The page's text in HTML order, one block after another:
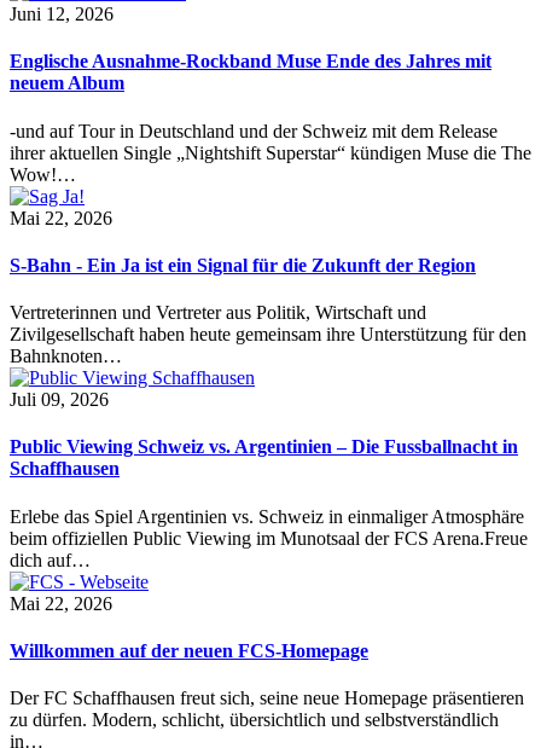
Juni 12, 2026
Englische Ausnahme-Rockband Muse Ende des Jahres mit
neuem Album
-und auf Tour in Deutschland und der Schweiz mit dem Release
ihrer aktuellen Single „Nightshift Superstar“ kündigen Muse die The
Wow!…
Mai 22, 2026
S-Bahn - Ein Ja ist ein Signal für die Zukunft der Region
Vertreterinnen und Vertreter aus Politik, Wirtschaft und
Zivilgesellschaft haben heute gemeinsam ihre Unterstützung für den
Bahnknoten…
Juli 09, 2026
Public Viewing Schweiz vs. Argentinien – Die Fussballnacht in
Schaffhausen
Erlebe das Spiel Argentinien vs. Schweiz in einmaliger Atmosphäre
beim offiziellen Public Viewing im Munotsaal der FCS Arena.Freue
dich auf…
Mai 22, 2026
Willkommen auf der neuen FCS-Homepage
Der FC Schaffhausen freut sich, seine neue Homepage präsentieren
zu dürfen. Modern, schlicht, übersichtlich und selbstverständlich
in…